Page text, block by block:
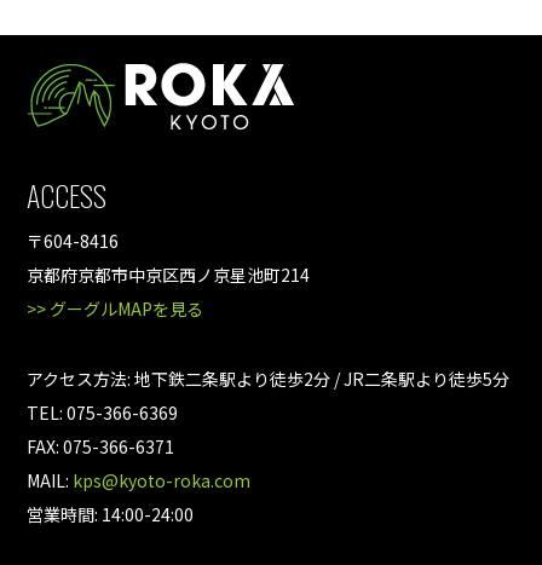
ACCESS
〒604-8416
京都府京都市中京区西ノ京星池町214
>> グーグルMAPを見る
アクセス方法: 地下鉄二条駅より徒歩2分 / JR二条駅より徒歩5分
TEL: 075-366-6369
FAX: 075-366-6371
MAIL: kps@kyoto-roka.com
営業時間: 14:00-24:00